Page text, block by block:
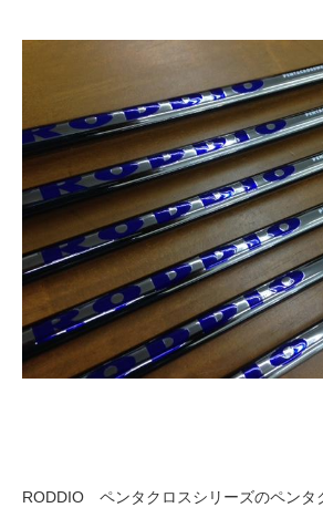
RODDIO ペンタクロスシリーズのペンタ